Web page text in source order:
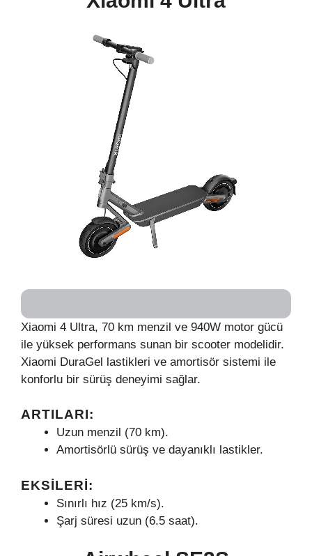
Xiaomi 4 Ultra, 70 km menzil ve 940W motor gücü
ile yüksek performans sunan bir scooter modelidir.
Xiaomi DuraGel lastikleri ve amortisör sistemi ile
konforlu bir sürüş deneyimi sağlar.
ARTILARI:
Uzun menzil (70 km).
Amortisörlü sürüş ve dayanıklı lastikler.
EKSILERI:
Sınırlı hız (25 km/s).
Şarj süresi uzun (6.5 saat).